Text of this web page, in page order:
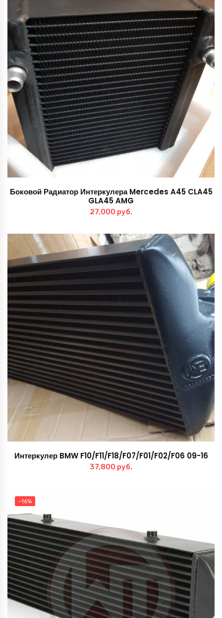
Боковой Радиатор Интеркулера Mercedes A45 CLA45
GLA45 AMG
27,000 руб.
Интеркулер BMW F10/F11/F18/F07/F01/F02/F06 09-16
37,800 руб.
-16%